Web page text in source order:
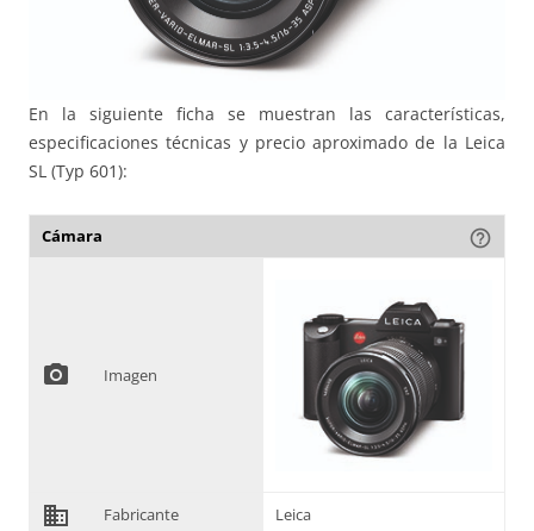
En la siguiente ficha se muestran las características,
especificaciones técnicas y precio aproximado de la Leica
SL (Typ 601):
Cámara help_outline
photo_camera Imagen
domain Fabricante Leica